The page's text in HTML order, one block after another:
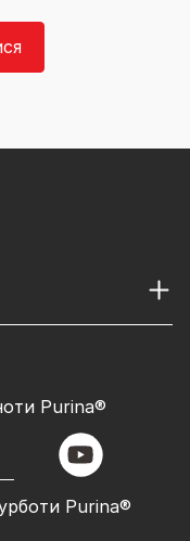
Purina®
Purina®
youtube